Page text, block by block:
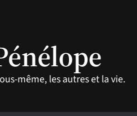
même, les autres et la vie.